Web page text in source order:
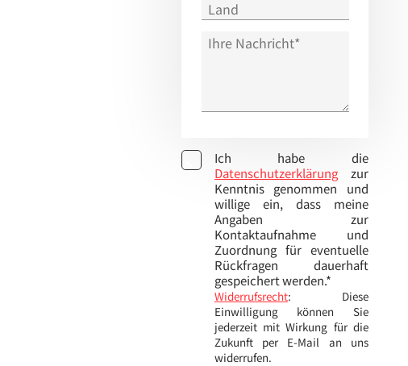
Ich habe die
Datenschutzerklärungzur
Kenntnis genommen und
willige ein, dass meine
Angaben zur
Kontaktaufnahme und
Zuordnung für eventuelle
Rückfragen dauerhaft
gespeichert werden.*
Widerrufsrecht: Diese
Einwilligung können Sie
jederzeit mit Wirkung für die
Zukunft per E-Mail an uns
widerrufen.